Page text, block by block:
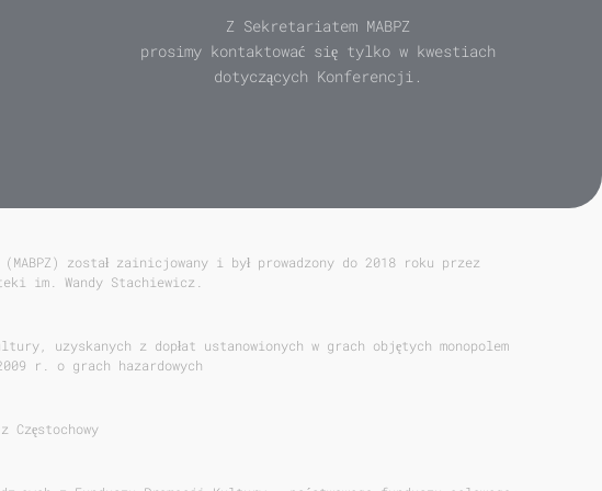
Z Sekretariatem MABPZ
prosimy kontaktować się tylko w kwestiach
dotyczących Konferencji.
został zainicjowany i był prowadzony do 2018 roku przez
im. Wandy Stachiewicz.
uzyskanych z dopłat ustanowionych w grach objętych monopolem
r. o grach hazardowych
Częstochowy